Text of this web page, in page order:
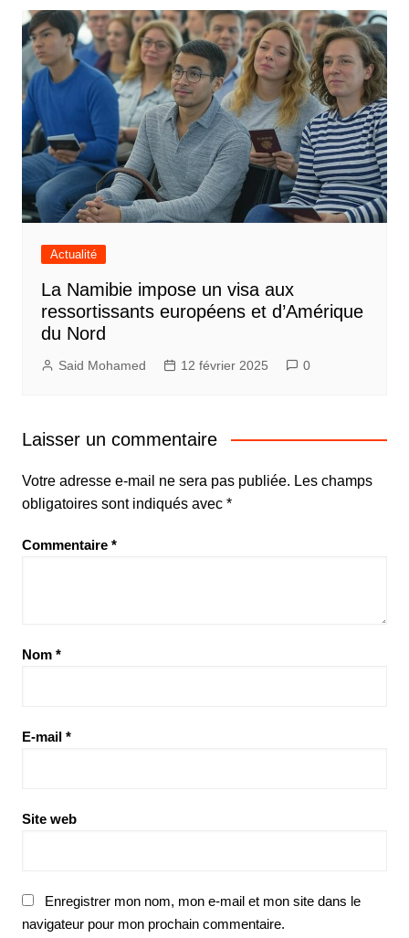
Actualité
La Namibie impose un visa aux
ressortissants européens et d’Amérique
du Nord
Said Mohamed 12 février 2025 0
Laisser un commentaire
Votre adresse e-mail ne sera pas publiée. Les champs
obligatoires sont indiqués avec *
Commentaire *
Nom *
E-mail *
Site web
Enregistrer mon nom, mon e-mail et mon site dans le
navigateur pour mon prochain commentaire.